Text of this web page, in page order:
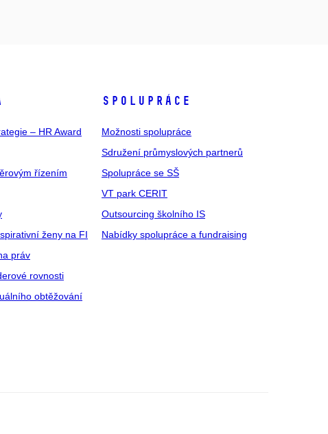
– HR Award
řízením
ženy na FI
práv
rovnosti
obtěžování
SPOLUPRÁCE
Možnosti spolupráce
Sdružení průmyslových partnerů
Spolupráce se SŠ
VT park CERIT
Outsourcing školního IS
Nabídky spolupráce a fundraising